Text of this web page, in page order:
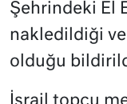
Şehrindeki El
nakledildiği ve
olduğu